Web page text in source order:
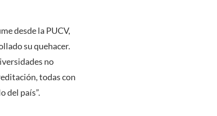
desde la PUCV,
su quehacer.
no
todas con
del país”.